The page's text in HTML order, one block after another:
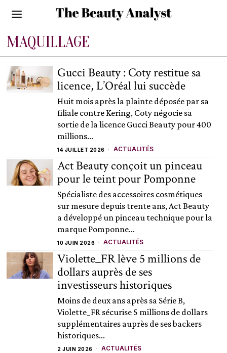
MAQUILLAGE
Gucci Beauty : Coty restitue sa
licence, L’Oréal lui succède
Huit mois après la plainte déposée par sa
filiale contre Kering, Coty négocie sa
sortie de la licence Gucci Beauty pour 400
millions...
14 JUILLET 2026 ACTUALITÉS
Act Beauty conçoit un pinceau
pour le teint pour Pomponne
Spécialiste des accessoires cosmétiques
sur mesure depuis trente ans, Act Beauty
a développé un pinceau technique pour la
marque Pomponne...
10 JUIN 2026 ACTUALITÉS
Violette_FR lève 5 millions de
dollars auprès de ses
investisseurs historiques
Moins de deux ans après sa Série B,
Violette_FR sécurise 5 millions de dollars
supplémentaires auprès de ses backers
historiques...
2 JUIN 2026 ACTUALITÉS